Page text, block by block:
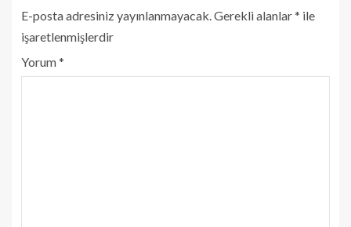
E-posta adresiniz yayınlanmayacak. Gerekli alanlar* ile
işaretlenmişlerdir
Yorum*